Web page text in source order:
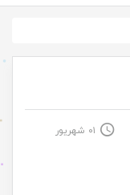
۰۱ شهریور